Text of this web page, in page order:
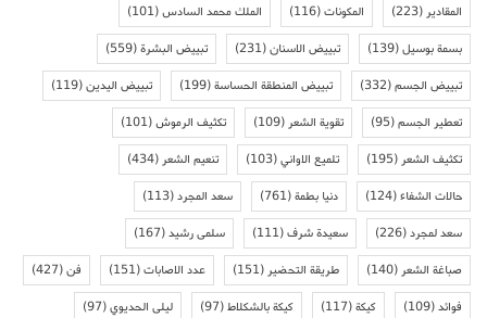
المقادير(223) المكونات(116) الملك محمد السادس(101)
بسمة بوسيل(139) تبييض الاسنان(231) تبييض البشرة(559)
تبييض الجسم(332) تبييض المنطقة الحساسة(199) تبييض اليدين(119)
تعطير الجسم(95) تقوية الشعر(109) تكثيف الرموش(101)
تكثيف الشعر(195) تلميع الاواني(103) تنعيم الشعر(434)
حالات الشفاء(124) دنيا بطمة(761) سعد المجرد(113)
سعد لمجرد(226) سعيدة شرف(111) سلمى رشيد(167)
صباغة الشعر(140) طريقة التحضير(151) عدد الاصابات(151) فن(427)
فوائد(109) كيكة(117) كيكة بالشكلاط(97) ليلى الحديوي(97)